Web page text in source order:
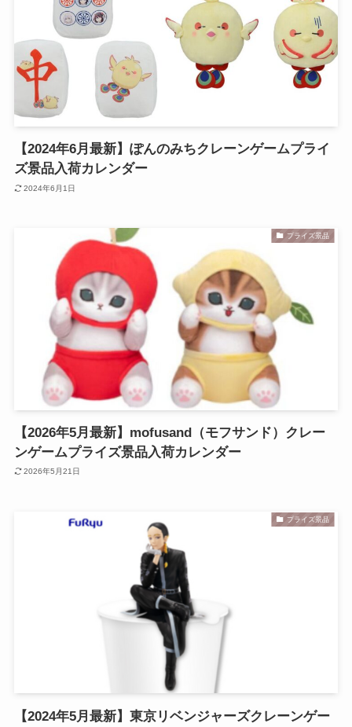
【2024年6月最新】ぽんのみちクレーンゲームプライ
ズ景品入荷カレンダー
2024年6月1日
プライズ景品
【2026年5月最新】mofusand（モフサンド）クレー
ンゲームプライズ景品入荷カレンダー
2026年5月21日
プライズ景品
【2024年5月最新】東京リベンジャーズクレーンゲー